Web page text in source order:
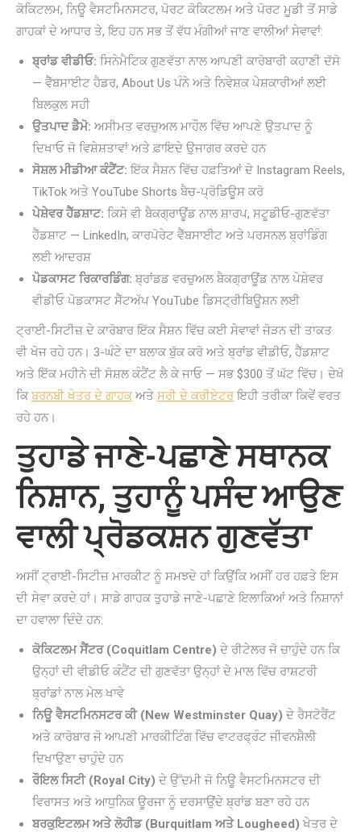
ਕੋਕਿਟਲਮ, ਨਿਊ ਵੈਸਟਮਿਨਸਟਰ, ਪੋਰਟ ਕੋਕਿਟਲਮ ਅਤੇ ਪੋਰਟ ਮੂਡੀ ਤੋਂ ਸਾਡੇ
ਗਾਹਕਾਂ ਦੇ ਆਧਾਰ ਤੇ, ਇਹ ਹਨ ਸਭ ਤੋਂ ਵੱਧ ਮੰਗੀਆਂ ਜਾਣ ਵਾਲੀਆਂ ਸੇਵਾਵਾਂ:
ਬ੍ਰਾਂਡ ਵੀਡੀਓ: ਸਿਨੇਮੈਟਿਕ ਗੁਣਵੱਤਾ ਨਾਲ ਆਪਣੀ ਕਾਰੋਬਾਰੀ ਕਹਾਣੀ ਦੱਸੋ
— ਵੈੱਬਸਾਈਟ ਹੈਡਰ, About Us ਪੰਨੇ ਅਤੇ ਨਿਵੇਸ਼ਕ ਪੇਸ਼ਕਾਰੀਆਂ ਲਈ
ਬਿਲਕੁਲ ਸਹੀ
ਉਤਪਾਦ ਡੈਮੋ: ਅਸੀਮਤ ਵਰਚੁਅਲ ਮਾਹੌਲ ਵਿੱਚ ਆਪਣੇ ਉਤਪਾਦ ਨੂੰ
ਦਿਖਾਓ ਜੋ ਵਿਸ਼ੇਸ਼ਤਾਵਾਂ ਅਤੇ ਫ਼ਾਇਦੇ ਉਜਾਗਰ ਕਰਦੇ ਹਨ
ਸੋਸ਼ਲ ਮੀਡੀਆ ਕੰਟੈਂਟ: ਇੱਕ ਸੈਸ਼ਨ ਵਿੱਚ ਹਫ਼ਤਿਆਂ ਦੇ Instagram Reels,
TikTok ਅਤੇ YouTube Shorts ਬੈਚ-ਪ੍ਰੋਡਿਊਸ ਕਰੋ
ਪੇਸ਼ੇਵਰ ਹੈੱਡਸ਼ਾਟ: ਕਿਸੇ ਵੀ ਬੈਕਗ੍ਰਾਊਂਡ ਨਾਲ ਸ਼ਾਰਪ, ਸਟੂਡੀਓ-ਗੁਣਵੱਤਾ
ਹੈੱਡਸ਼ਾਟ — LinkedIn, ਕਾਰਪੋਰੇਟ ਵੈੱਬਸਾਈਟ ਅਤੇ ਪਰਸਨਲ ਬ੍ਰਾਂਡਿੰਗ
ਲਈ ਆਦਰਸ਼
ਪੋਡਕਾਸਟ ਰਿਕਾਰਡਿੰਗ: ਬ੍ਰਾਂਡਡ ਵਰਚੁਅਲ ਬੈਕਗ੍ਰਾਊਂਡ ਨਾਲ ਪੇਸ਼ੇਵਰ
ਵੀਡੀਓ ਪੋਡਕਾਸਟ ਸੈੱਟਅੱਪ YouTube ਡਿਸਟ੍ਰੀਬਿਊਸ਼ਨ ਲਈ
ਟ੍ਰਾਈ-ਸਿਟੀਜ਼ ਦੇ ਕਾਰੋਬਾਰ ਇੱਕ ਸੈਸ਼ਨ ਵਿੱਚ ਕਈ ਸੇਵਾਵਾਂ ਜੋੜਨ ਦੀ ਤਾਕਤ
ਵੀ ਖੋਜ ਰਹੇ ਹਨ। 3-ਘੰਟੇ ਦਾ ਬਲਾਕ ਬੁੱਕ ਕਰੋ ਅਤੇ ਬ੍ਰਾਂਡ ਵੀਡੀਓ, ਹੈੱਡਸ਼ਾਟ
ਅਤੇ ਇੱਕ ਮਹੀਨੇ ਦੀ ਸੋਸ਼ਲ ਕੰਟੈਂਟ ਲੈ ਕੇ ਜਾਓ — ਸਭ $300 ਤੋਂ ਘੱਟ ਵਿੱਚ। ਦੇਖੋ
ਕਿਬਰਨਬੀ ਖੇਤਰ ਦੇ ਗਾਹਕਅਤੇ ਸਰੀ ਦੇ ਕਰੀਏਟਰਇਹੀ ਤਰੀਕਾ ਕਿਵੇਂ ਵਰਤ
ਰਹੇ ਹਨ।
ਤੁਹਾਡੇ ਜਾਣੇ-ਪਛਾਣੇ ਸਥਾਨਕ
ਨਿਸ਼ਾਨ, ਤੁਹਾਨੂੰ ਪਸੰਦ ਆਉਣ
ਵਾਲੀ ਪ੍ਰੋਡਕਸ਼ਨ ਗੁਣਵੱਤਾ
ਅਸੀਂ ਟ੍ਰਾਈ-ਸਿਟੀਜ਼ ਮਾਰਕੀਟ ਨੂੰ ਸਮਝਦੇ ਹਾਂ ਕਿਉਂਕਿ ਅਸੀਂ ਹਰ ਹਫ਼ਤੇ ਇਸ
ਦੀ ਸੇਵਾ ਕਰਦੇ ਹਾਂ। ਸਾਡੇ ਗਾਹਕ ਤੁਹਾਡੇ ਜਾਣੇ-ਪਛਾਣੇ ਇਲਾਕਿਆਂ ਅਤੇ ਨਿਸ਼ਾਨਾਂ
ਦਾ ਹਵਾਲਾ ਦਿੰਦੇ ਹਨ:
ਕੋਕਿਟਲਮ ਸੈਂਟਰ (Coquitlam Centre) ਦੇ ਰੀਟੇਲਰ ਜੋ ਚਾਹੁੰਦੇ ਹਨ ਕਿ
ਉਨ੍ਹਾਂ ਦੀ ਵੀਡੀਓ ਕੰਟੈਂਟ ਦੀ ਗੁਣਵੱਤਾ ਉਨ੍ਹਾਂ ਦੇ ਮਾਲ ਵਿੱਚ ਰਾਸ਼ਟਰੀ
ਬ੍ਰਾਂਡਾਂ ਨਾਲ ਮੇਲ ਖਾਵੇ
ਨਿਊ ਵੈਸਟਮਿਨਸਟਰ ਕੀ (New Westminster Quay) ਦੇ ਰੈਸਟੋਰੈਂਟ
ਅਤੇ ਕਾਰੋਬਾਰ ਜੋ ਆਪਣੀ ਮਾਰਕੀਟਿੰਗ ਵਿੱਚ ਵਾਟਰਫ੍ਰੰਟ ਜੀਵਨਸ਼ੈਲੀ
ਦਿਖਾਉਣਾ ਚਾਹੁੰਦੇ ਹਨ
ਰੌਇਲ ਸਿਟੀ (Royal City) ਦੇ ਉੱਦਮੀ ਜੋ ਨਿਊ ਵੈਸਟਮਿਨਸਟਰ ਦੀ
ਵਿਰਾਸਤ ਅਤੇ ਆਧੁਨਿਕ ਊਰਜਾ ਨੂੰ ਦਰਸਾਉਂਦੇ ਬ੍ਰਾਂਡ ਬਣਾ ਰਹੇ ਹਨ
ਬਰਕੁਇਟਲਮ ਅਤੇ ਲੋਹੀਡ (Burquitlam ਅਤੇ Lougheed) ਖੇਤਰ ਦੇ